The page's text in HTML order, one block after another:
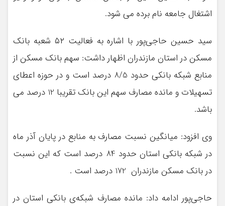
اشتغال جامعه نام برده می شود.
سید حسین حاجی‌پور با اشاره به فعالیت ۵۲ شعبه بانک
مسکن در استان مازندران اظهار داشت: سهم بانک مسکن از
منابع شبکه بانکی حدود 8/5 درصد است و در حوزه اعطای
تسهیلات و مانده مصارف سهم این بانک تقریبا 12 درصد می
باشد.
وی افزود: ميانگين نسبت مصارف به منابع در پايان آذر ماه
در شبکه بانکی استان حدود 84 درصد است که این نسبت
در بانک مسکن مازندران 172 درصد است .
حاجی‌پور ادامه داد: مانده مصارف شبکه‌ی بانکی استان در